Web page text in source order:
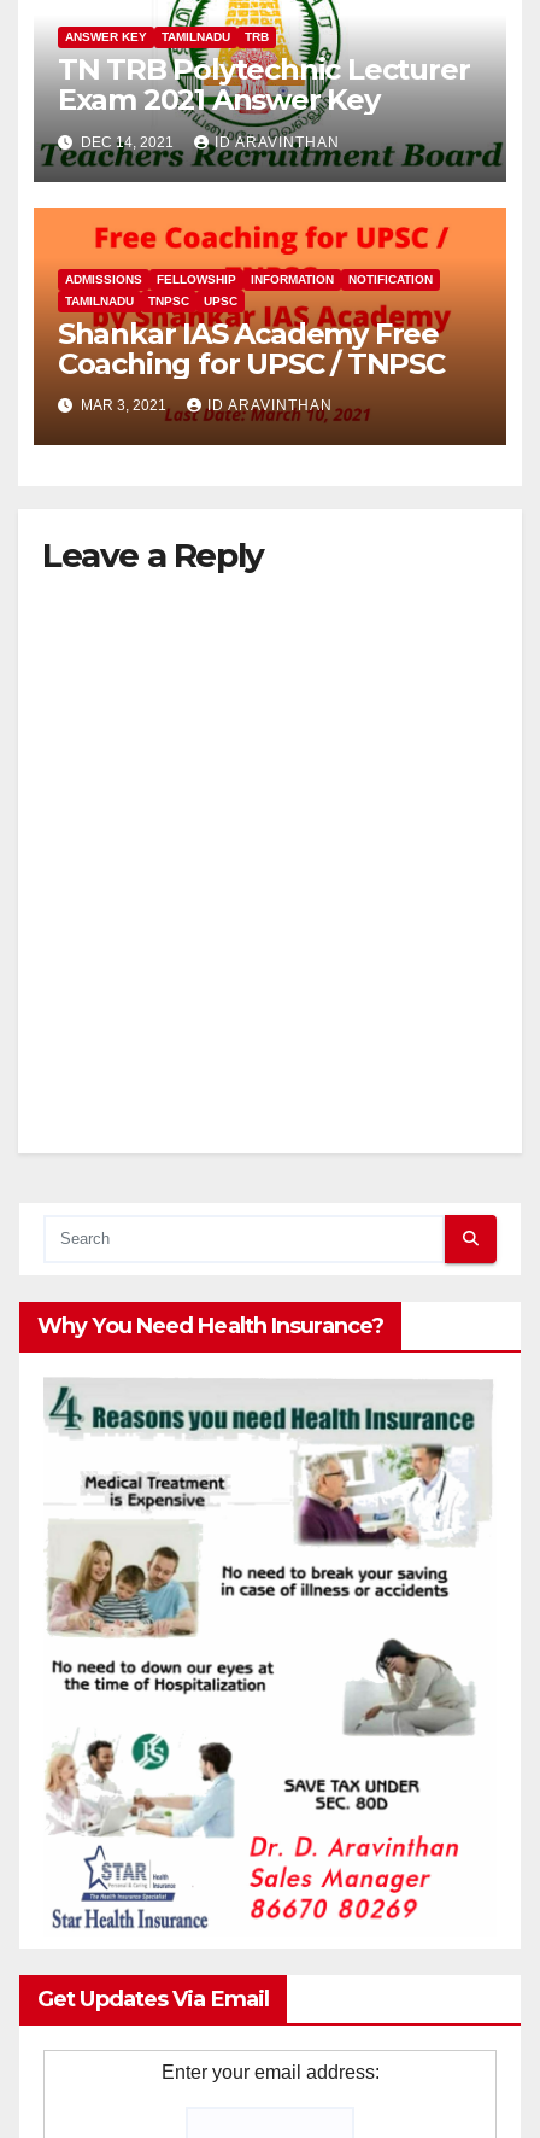
ANSWER KEY TAMILNADU TRB
TN TRB Polytechnic Lecturer
Exam 2021 Answer Key
DEC 14, 2021 ID ARAVINTHAN
ADMISSIONS FELLOWSHIP INFORMATION
NOTIFICATION
TAMILNADU
TNPSC UPSC
Shankar IAS Academy Free
Coaching for UPSC / TNPSC
MAR 3, 2021 ID ARAVINTHAN
Leave a Reply
Why You Need Health Insurance?
Get Updates Via Email
Enter your email address: